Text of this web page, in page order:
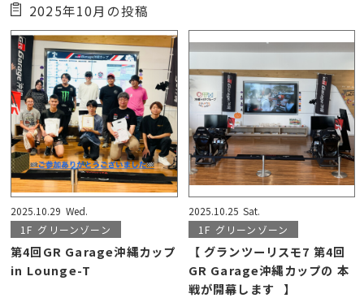
2025年10月の投稿
2025.10.29 Wed.
1F グリーンゾーン
第4回GR Garage沖縄カップ
in Lounge-T
2025.10.25 Sat.
1F グリーンゾーン
【 グランツーリスモ7 第4回
GR Garage沖縄カップの 本
戦が開幕します⠀】